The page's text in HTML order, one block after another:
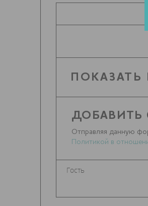
ПОКАЗАТЬ
Отправляя данную
Политикой в